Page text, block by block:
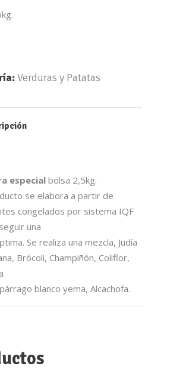
Verduras y Patatas
especial bolsa 2,5kg.
se elabora a partir de
congelados por sistema IQF
una
Se realiza una mezcla, Judía
Brócoli, Champiñón, Coliflor,
blanco yema, Alcachofa.
una respuesta en dígitos:
=
Redes Sociales
legal
y condiciones de compra